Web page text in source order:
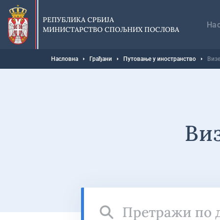
Прескочи
главни
део
садржаја
РЕПУБЛИКА СРБИЈА
МИНИСТАРСТВО СПОЉНИХ ПОСЛОВА
Мрвице
Насловна Грађани Путовање у иностранство
држави